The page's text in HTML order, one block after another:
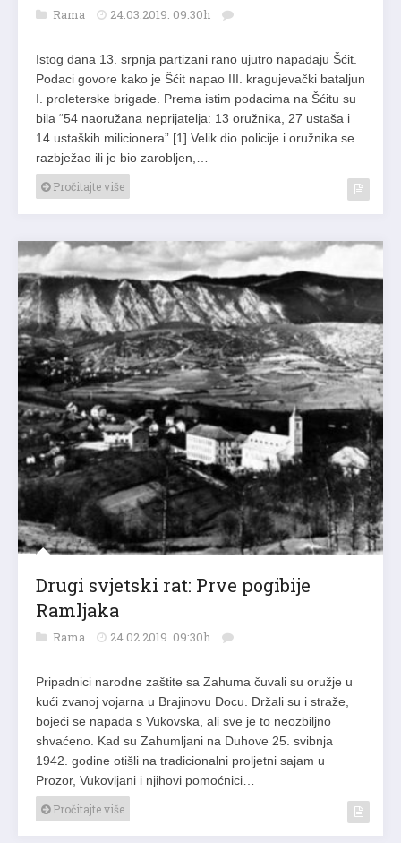
Rama 24.03.2019. 09:30h
Istog dana 13. srpnja partizani rano ujutro napadaju Šćit.
Podaci govo­re kako je Šćit napao III. kragujevački bataljun
I. proleterske brigade. Pre­ma istim podacima na Šćitu su
bila “54 naoružana neprijatelja: 13 oružni­ka, 27 ustaša i
14 ustaških milicionera”.[1] Velik dio policije i oružnika se
razbježao ili je bio zarobljen,…
Pročitajte više
Drugi svjetski rat: Prve pogibije
Ramljaka
Rama 24.02.2019. 09:30h
Pripadnici narodne zaštite sa Zahuma čuvali su oružje u
kući zvanoj vojarna u Brajinovu Docu. Držali su i straže,
bojeći se napada s Vukovska, ali sve je to neozbiljno
shvaćeno. Kad su Zahumljani na Duhove 25. svibnja
1942. godine otišli na tradicionalni proljetni sajam u
Prozor, Vu­ko­v­ljani i njihovi pomoćnici…
Pročitajte više